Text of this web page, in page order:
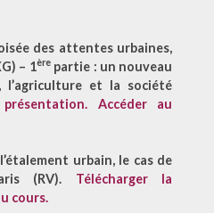
des attentes urbaines,
– 1èrepartie : un nouveau
et la société
Accéder au
urbain, le cas de
(RV). Télécharger la
cours.